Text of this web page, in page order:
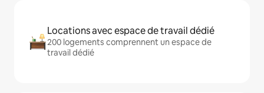
Locations avec espace de travail dédié
200 logements comprennent un espace de
travail dédié